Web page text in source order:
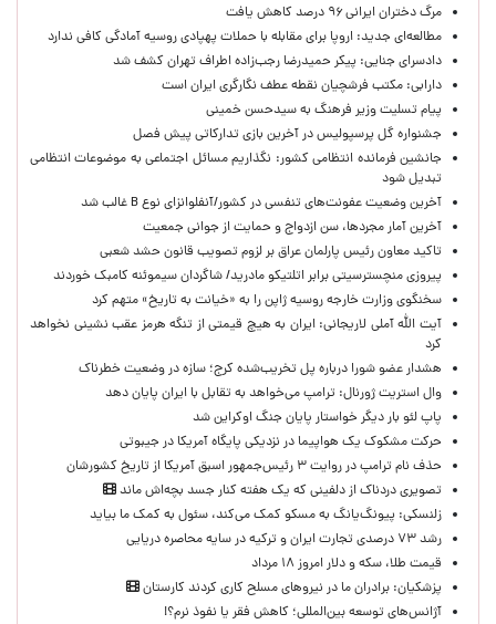
مرگ دختران ایرانی ۹۶ درصد کاهش یافت
مطالعه‌ای جدید: اروپا برای مقابله با حملات پهپادی روسیه آمادگی کافی ندارد
دادسرای جنایی: پیکر حمیدرضا رجب‌زاده اطراف تهران کشف شد
دارابی: مکتب فرشچیان نقطه عطف نگارگری ایران است
پیام تسلیت وزیر فرهنگ به سیدحسن خمینی
جشنواره گل پرسپولیس در آخرین بازی تدارکاتی پیش فصل
جانشین فرمانده انتظامی کشور: نگذاریم مسائل اجتماعی به موضوعات انتظامی
تبدیل شود
آخرین وضعیت عفونت‌های تنفسی در کشور/آنفلوانزای نوع B غالب شد
آخرین آمار مجردها، سن ازدواج و حمایت از جوانی جمعیت
تاکید معاون رئیس پارلمان عراق بر لزوم تصویب قانون حشد شعبی
پیروزی منچسترسیتی برابر اتلتیکو مادرید/ شاگردان سیموئنه کامبک خوردند
سخنگوی وزارت خارجه روسیه ژاپن را به «خیانت به تاریخ» متهم کرد
آیت الله آملی لاریجانی: ایران به هیچ قیمتی از تنگه هرمز عقب نشینی نخواهد
کرد
هشدار عضو شورا درباره پل تخریب‌شده کرج؛ سازه در وضعیت خطرناک
وال‌ استریت ژورنال: ترامپ می‌خواهد به تقابل با ایران پایان دهد
پاپ لئو بار دیگر خواستار پایان جنگ اوکراین شد
حرکت مشکوک یک هواپیما در نزدیکی پایگاه آمریکا در جیبوتی
حذف نام ترامپ در روایت ۳ رئیس‌جمهور اسبق آمریکا از تاریخ کشورشان
تصویری دردناک از دلفینی که یک هفته کنار جسد بچه‌اش ماند
زلنسکی: پیونگ‌یانگ به مسکو کمک می‌کند، سئول به کمک ما بیاید
رشد ۷۳ درصدی تجارت ایران و ترکیه در سایه محاصره دریایی
قیمت طلا، سکه و دلار امروز ۱۸ مرداد
پزشکیان: برادران ما در نیروهای مسلح کاری کردند کارستان
آژانس‌های توسعه بین‌المللی؛ کاهش فقر یا نفوذ نرم؟!